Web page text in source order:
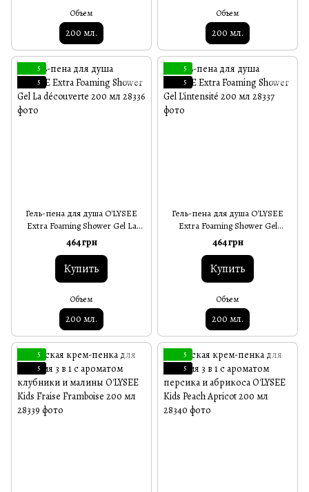
Объем
200 мл.
Объем
200 мл.
5
5
Гель-пена для душа O'LYSEE
Extra Foaming Shower Gel La
découverte 200 мл
464 грн
Купить
Объем
200 мл.
5
5
Гель-пена для душа O'LYSEE
Extra Foaming Shower Gel
L'intensité 200 мл
464 грн
Купить
Объем
200 мл.
5
5
5
5